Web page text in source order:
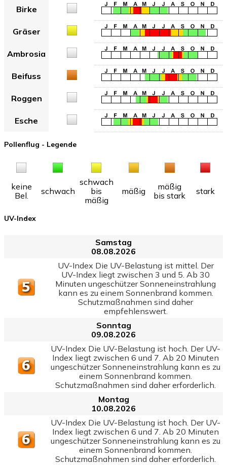
Birke
Gräser
Ambrosia
Beifuss
Roggen
Esche
Pollenflug - Legende
keine
Bel.
schwach
schwach
bis
mäßig
mäßig
mäßig
bis stark
stark
UV-Index
Samstag
08.08.2026
UV-Index Die UV-Belastung ist mittel. Der
UV-Index liegt zwischen 3 und 5. Ab 30
Minuten ungeschützer Sonneneinstrahlung
kann es zu einem Sonnenbrand kommen.
Schutzmaßnahmen sind daher
empfehlenswert.
Sonntag
09.08.2026
UV-Index Die UV-Belastung ist hoch. Der UV-
Index liegt zwischen 6 und 7. Ab 20 Minuten
ungeschützer Sonneneinstrahlung kann es zu
einem Sonnenbrand kommen.
Schutzmaßnahmen sind daher erforderlich.
Montag
10.08.2026
UV-Index Die UV-Belastung ist hoch. Der UV-
Index liegt zwischen 6 und 7. Ab 20 Minuten
ungeschützer Sonneneinstrahlung kann es zu
einem Sonnenbrand kommen.
Schutzmaßnahmen sind daher erforderlich.